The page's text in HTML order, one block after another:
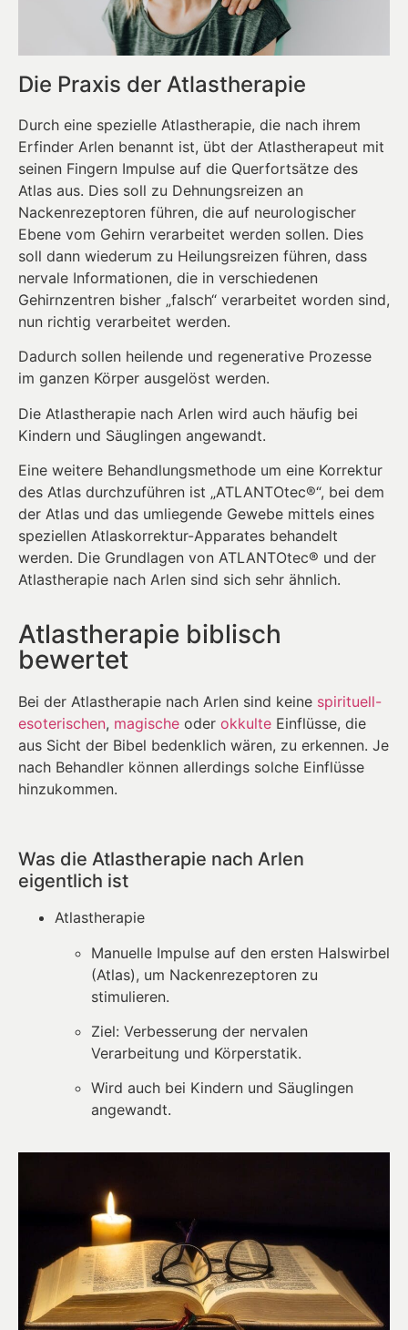
Die Praxis der Atlastherapie
Durch eine spezielle Atlastherapie, die nach ihrem
Erfinder Arlen benannt ist, übt der Atlastherapeut mit
seinen Fingern Impulse auf die Querfortsätze des
Atlas aus. Dies soll zu Dehnungsreizen an
Nackenrezeptoren führen, die auf neurologischer
Ebene vom Gehirn verarbeitet werden sollen. Dies
soll dann wiederum zu Heilungsreizen führen, dass
nervale Informationen, die in verschiedenen
Gehirnzentren bisher „falsch“ verarbeitet worden sind,
nun richtig verarbeitet werden.
Dadurch sollen heilende und regenerative Prozesse
im ganzen Körper ausgelöst werden.
Die Atlastherapie nach Arlen wird auch häufig bei
Kindern und Säuglingen angewandt.
Eine weitere Behandlungsmethode um eine Korrektur
des Atlas durchzuführen ist „ATLANTOtec®“, bei dem
der Atlas und das umliegende Gewebe mittels eines
speziellen Atlaskorrektur-Apparates behandelt
werden. Die Grundlagen von ATLANTOtec® und der
Atlastherapie nach Arlen sind sich sehr ähnlich.
Atlastherapie biblisch
bewertet
Bei der Atlastherapie nach Arlen sind keine spirituell-
esoterischen, magische oder okkulte Einflüsse, die
aus Sicht der Bibel bedenklich wären, zu erkennen. Je
nach Behandler können allerdings solche Einflüsse
hinzukommen.
Was die Atlastherapie nach Arlen
eigentlich ist
Atlastherapie
Manuelle Impulse auf den ersten Halswirbel
(Atlas), um Nackenrezeptoren zu
stimulieren.
Ziel: Verbesserung der nervalen
Verarbeitung und Körperstatik.
Wird auch bei Kindern und Säuglingen
angewandt.